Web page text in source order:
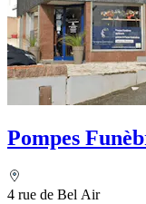
Pompes
4 rue de Bel Air